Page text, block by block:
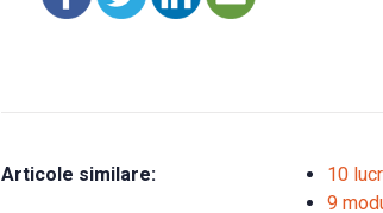
Articole similare:
10
9